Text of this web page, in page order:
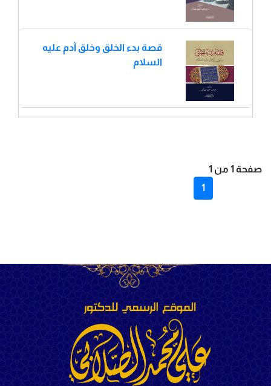
قصة بدء الخلق وخلق آدم عليه
السلام
صفحة 1 من 1
1